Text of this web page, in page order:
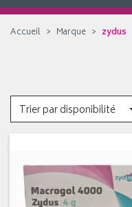
Accueil Marque zydus
Trier par disponibilité